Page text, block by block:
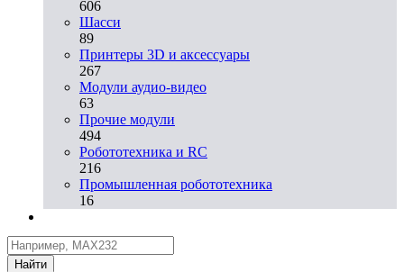
606
Шасси
89
Принтеры 3D и аксессуары
267
Модули аудио-видео
63
Прочие модули
494
Робототехника и RC
216
Промышленная робототехника
16
Найти